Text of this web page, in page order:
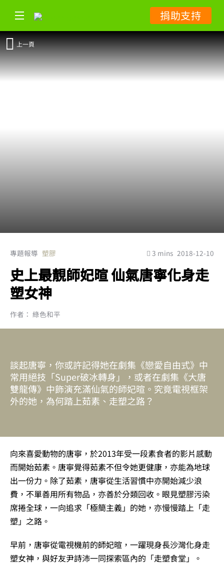
捐助支持
上一頁
專題報導 塑膠 3 mins 2018-12-10
史上最靚師妃暄 仙氣唐寧化身走
塑女神
作者： 綠色和平
談起唐寧，你或許記得她在劇集《戀愛自由式》中
常用絕技「Super破冰轉身」，或者在劇集《大唐
雙龍傳》中飾演充滿仙氣的師妃暄。究竟電視框架
外的她，為何踏上茹素、走塑之路？
向來喜愛動物的唐寧，於2013年受一段素食者的影片感動
而開始茹素。唐寧覺得茹素不但令她更健康，亦能為地球
出一份力。除了茹素，唐寧從生活習慣中亦開始減少浪
費，不單善用所有物品，亦善於分類回收。眼見塑膠污染
席捲全球，一向追求「極簡主義」的她，亦慢慢踏上「走
塑」之路。
早前，唐寧從電視機前的師妃暄，一躍現身長沙灣化身走
塑女神，與好友尹詩沛一同探索區內的「走塑食堂」。